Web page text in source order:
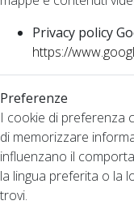
Privacy policy
https://
Preferenze
I cookie di preferenza
di memorizzare
influenzano il
la lingua preferita o la
trovi.